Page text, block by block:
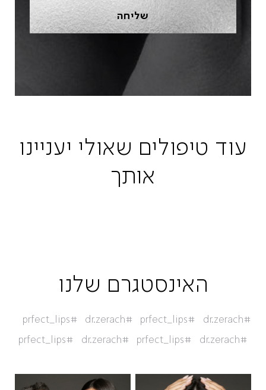
עוד טיפולים שאולי יעניינו
אותך
האינסטגרם שלנו
#dr.zerach
#prfect_lips
#dr.zerach
#prfect_lips
#dr.zerach
#prfect_lips
#dr.zerach
#prfect_lips